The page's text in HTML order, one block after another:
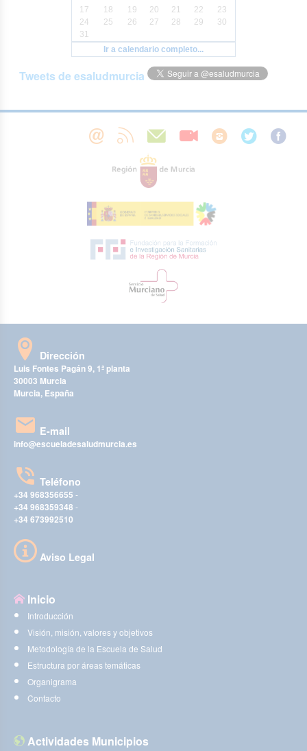
17
18 19 20 21 22
23
24
25 26 27 28 29
30
31
Ir a calendario completo...
Tweets de esaludmurcia
Dirección
Luis Fontes Pagán 9, 1ª planta
30003 Murcia
Murcia, España
E-mail
info@escueladesaludmurcia.es
Teléfono
+34 968356655 -
+34 968359348 -
+34 673992510
Aviso Legal
Inicio
Introducción
Visión, misión, valores y objetivos
Metodología de la Escuela de Salud
Estructura por áreas temáticas
Organigrama
Contacto
Actividades Municipios